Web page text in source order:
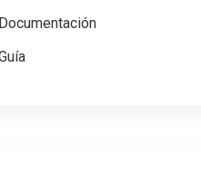
Documentación